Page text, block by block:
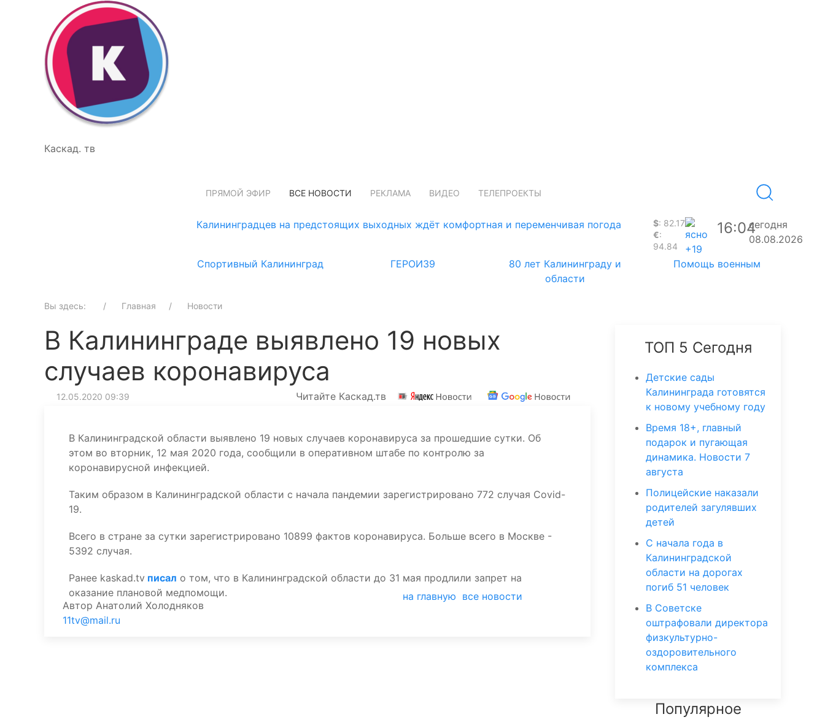
Каскад. тв
ПРЯМОЙ ЭФИР ВСЕ НОВОСТИ РЕКЛАМА ВИДЕО ТЕЛЕПРОЕКТЫ
Калининградцев на предстоящих выходных ждёт комфортная и переменчивая погода $: 82.17
€:
94.84
+19
16:04сегодня
08.08.2026
Спортивный Калининград
ГЕРОИ39
80 лет Калининграду и
области
Помощь военным
Вы здесь: Главная Новости
В Калининграде выявлено 19 новых
случаев коронавируса
12.05.2020 09:39 Читайте Каскад.тв
В Калининградской области выявлено 19 новых случаев коронавируса за прошедшие сутки. Об
этом во вторник, 12 мая 2020 года, сообщили в оперативном штабе по контролю за
коронавирусной инфекцией.
Таким образом в Калининградской области с начала пандемии зарегистрировано 772 случая Covid-
19.
Всего в стране за сутки зарегистрировано 10899 фактов коронавируса. Больше всего в Москве -
5392 случая.
Ранее kaskad.tv писал о том, что в Калининградской области до 31 мая продлили запрет на
оказание плановой медпомощи.
Автор Анатолий Холодняков
11tv@mail.ru
на главную все новости
ТОП 5 Сегодня
Детские сады
Калининграда готовятся
к новому учебному году
Время 18+, главный
подарок и пугающая
динамика. Новости 7
августа
Полицейские наказали
родителей загулявших
детей
С начала года в
Калининградской
области на дорогах
погиб 51 человек
В Советске
оштрафовали директора
физкультурно-
оздоровительного
комплекса
Популярное